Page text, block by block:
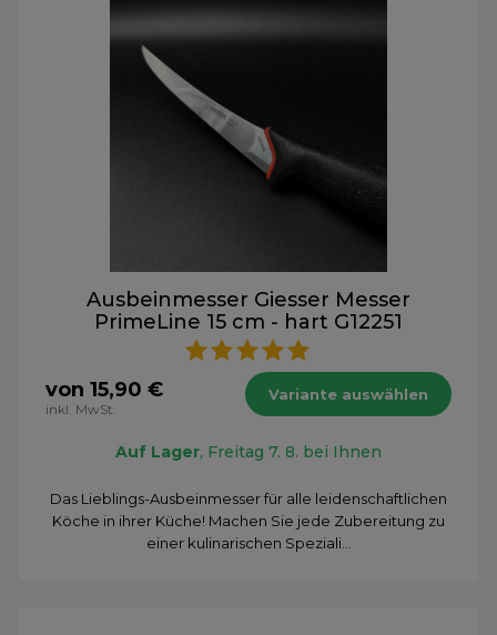
Ausbeinmesser Giesser Messer
PrimeLine 15 cm - hart G12251
von 15,90 €
inkl. MwSt.
Variante auswählen
Auf Lager, Freitag 7. 8. bei Ihnen
Das Lieblings-Ausbeinmesser für alle leidenschaftlichen
Köche in ihrer Küche! Machen Sie jede Zubereitung zu
einer kulinarischen Speziali...